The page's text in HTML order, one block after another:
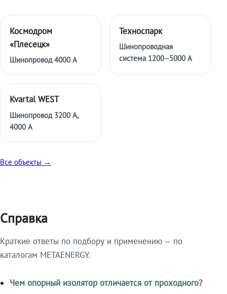
Космодром
«Плесецк»
Шинопровод 4000 А
Техноспарк
Шинопроводная
система 1200–5000 А
Kvartal WEST
Шинопровод 3200 А,
4000 А
Все объекты →
Справка
Краткие ответы по подбору и применению — по
каталогам METAENERGY.
Чем опорный изолятор отличается от проходного?